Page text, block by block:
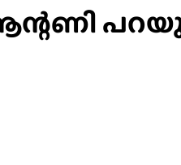
ആന്റണി